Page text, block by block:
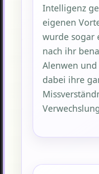
Intelligenz
eigenen
wurde sogar
nach ihr
Alenwen
dabei ihre